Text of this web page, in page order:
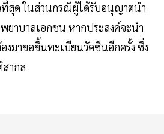
ที่สุด ในส่วนกรณีผู้ได้รับอนุญาตนำ
พยาบาลเอกชน หากประสงค์จะนำ
งมาขอขึ้นทะเบียนวัคซีนอีกครั้ง ซึ่ง
ากล